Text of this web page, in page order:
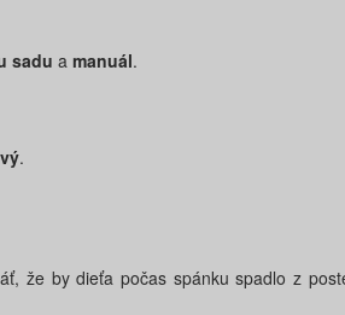
sadu a manuál.
.
že by dieťa počas spánku spadlo z